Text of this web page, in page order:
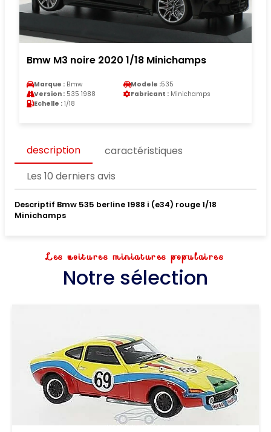
Bmw M3 noire 2020 1/18 Minichamps
Marque : Bmw Modele :535
Version : 535 1988 Fabricant : Minichamps
Echelle : 1/18
description
caractéristiques
Les 10 derniers avis
Descriptif Bmw 535 berline 1988 i (e34) rouge 1/18
Minichamps
Les voitures miniatures populaires
Notre sélection